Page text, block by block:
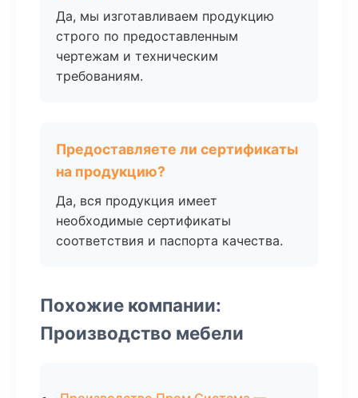
Да, мы изготавливаем продукцию
строго по предоставленным
чертежам и техническим
требованиям.
Предоставляете ли сертификаты
на продукцию?
Да, вся продукция имеет
необходимые сертификаты
соответствия и паспорта качества.
Похожие компании:
Производство мебели